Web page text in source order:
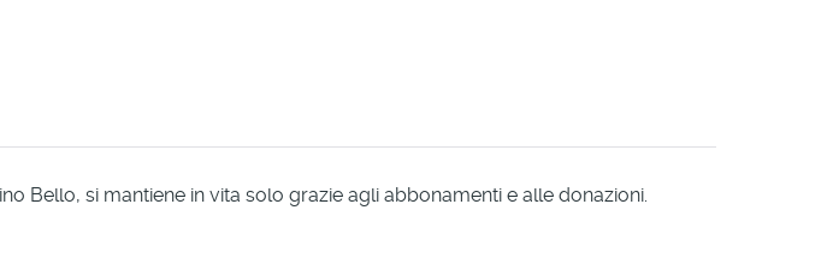
Bello, si mantiene in vita solo grazie agli abbonamenti e alle donazioni.